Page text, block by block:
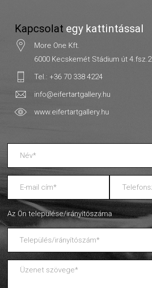
Kapcsolat egy kattintással
More One Kft.
6000 Kecskemét Stádium út 4.fsz.2
Tel.: +36 70 338 4224
info@eifertartgallery.hu
www.eifertartgallery.hu
Az Ön települése/irányítószáma